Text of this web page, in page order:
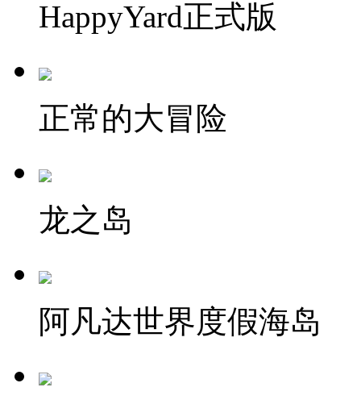
HappyYard正式版
正常的大冒险
龙之岛
阿凡达世界度假海岛